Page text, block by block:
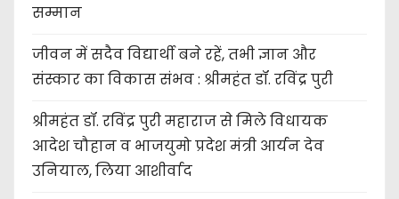
सम्मान
जीवन में सदैव विद्यार्थी बने रहें, तभी ज्ञान और
संस्कार का विकास संभव : श्रीमहंत डॉ. रविंद्र पुरी
श्रीमहंत डॉ. रविंद्र पुरी महाराज से मिले विधायक
आदेश चौहान व भाजयुमो प्रदेश मंत्री आर्यन देव
उनियाल, लिया आशीर्वाद